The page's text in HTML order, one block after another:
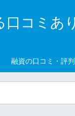
口コミあ
融資の口コミ・評判